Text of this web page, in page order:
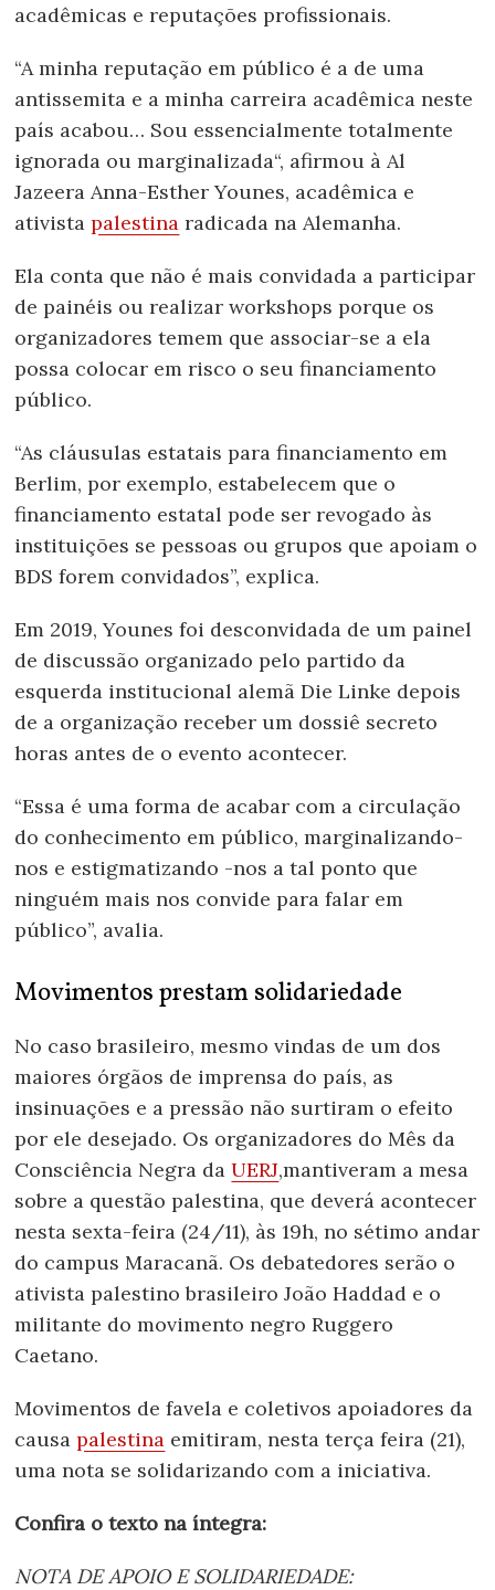
acadêmicas e reputações profissionais.
“A minha reputação em público é a de uma
antissemita e a minha carreira acadêmica neste
país acabou… Sou essencialmente totalmente
ignorada ou marginalizada“, afirmou à Al
Jazeera Anna-Esther Younes, acadêmica e
ativistapalestina radicada na Alemanha.
Ela conta que não é mais convidada a participar
de painéis ou realizar workshops porque os
organizadores temem que associar-se a ela
possa colocar em risco o seu financiamento
público.
“As cláusulas estatais para financiamento em
Berlim, por exemplo, estabelecem que o
financiamento estatal pode ser revogado às
instituições se pessoas ou grupos que apoiam o
BDS forem convidados”, explica.
Em 2019, Younes foi desconvidada de um painel
de discussão organizado pelo partido da
esquerda institucional alemã Die Linke depois
de a organização receber um dossiê secreto
horas antes de o evento acontecer.
“Essa é uma forma de acabar com a circulação
do conhecimento em público, marginalizando-
nos e estigmatizando -nos a tal ponto que
ninguém mais nos convide para falar em
público”, avalia.
Movimentos prestam solidariedade
No caso brasileiro, mesmo vindas de um dos
maiores órgãos de imprensa do país, as
insinuações e a pressão não surtiram o efeito
por ele desejado. Os organizadores do Mês da
Consciência Negra daUERJ,mantiveram a mesa
sobre a questão palestina, que deverá acontecer
nesta sexta-feira (24/11), às 19h, no sétimo andar
do campus Maracanã. Os debatedores serão o
ativista palestino brasileiro João Haddad e o
militante do movimento negro Ruggero
Caetano.
Movimentos de favela e coletivos apoiadores da
causapalestina emitiram, nesta terça feira (21),
uma nota se solidarizando com a iniciativa.
Confira o texto na íntegra:
NOTA DE APOIO E SOLIDARIEDADE: